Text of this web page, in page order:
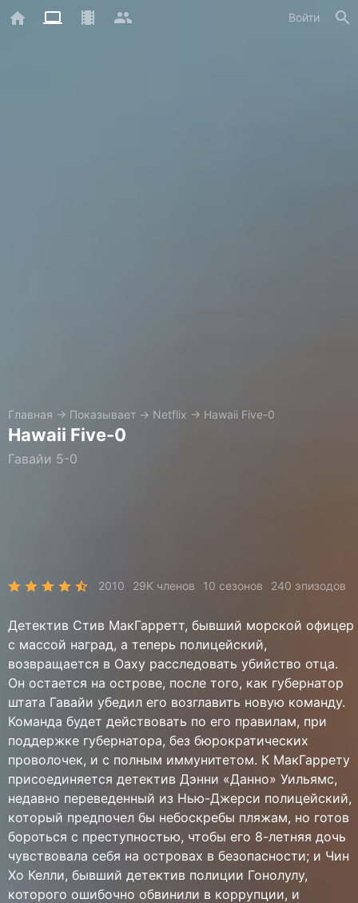
Войти
Главная → Показывает → Netflix → Hawaii Five-0
Hawaii Five-0
Гавайи 5-0
2010 29K членов 10 сезонов 240 эпизодов
Детектив Стив МакГарретт, бывший морской офицер
с массой наград, а теперь полицейский,
возвращается в Оаху расследовать убийство отца.
Он остается на острове, после того, как губернатор
штата Гавайи убедил его возглавить новую команду.
Команда будет действовать по его правилам, при
поддержке губернатора, без бюрократических
проволочек, и с полным иммунитетом. К МакГаррету
присоединяется детектив Дэнни «Данно» Уильямс,
недавно переведенный из Нью-Джерси полицейский,
который предпочел бы небоскребы пляжам, но готов
бороться с преступностью, чтобы его 8-летняя дочь
чувствовала себя на островах в безопасности; и Чин
Хо Келли, бывший детектив полиции Гонолулу,
которого ошибочно обвинили в коррупции, и